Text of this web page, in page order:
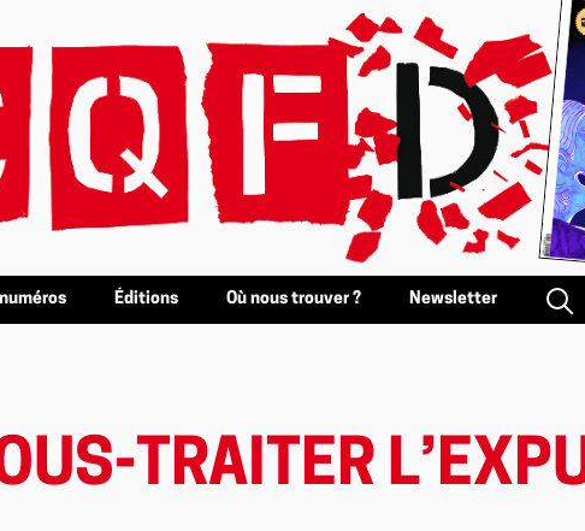
Éditions Où nous trouver ? Newsletter
TRAITER